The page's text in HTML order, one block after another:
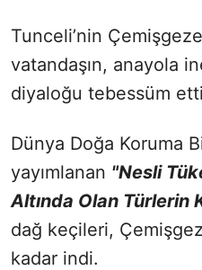
Tunceli’nin
vatandaşın, anayola
diyaloğu tebessüm
Dünya Doğa Koruma
yayımlanan "Nesli
Altında Olan Türlerin
dağ keçileri,
kadar indi.